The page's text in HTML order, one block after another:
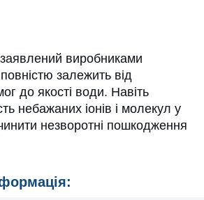
виробниками
залежить від
до якості води. Навіть
небажаних іонів і молекул у
незворотні пошкодження